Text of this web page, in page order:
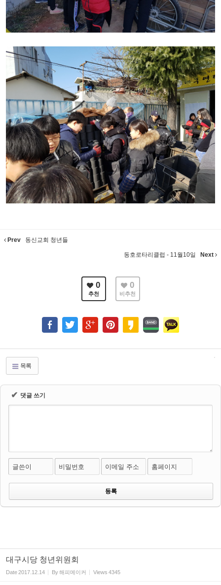
Prev 동신교회 청년들
동호로타리클럽 - 11월10일 Next
0
추천
0
비추천
목록
✔ 댓글 쓰기
글쓴이 비밀번호 이메일 주소 홈페이지
대구시당 청년위원회
Date2017.12.14 By해피메이커 Views 4345